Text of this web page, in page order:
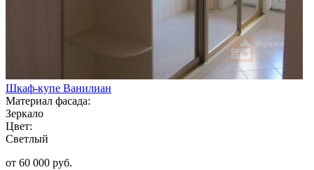
Шкаф-купе Ванилиан
Материал фасада:
Зеркало
Цвет:
Светлый
от 60 000 руб.